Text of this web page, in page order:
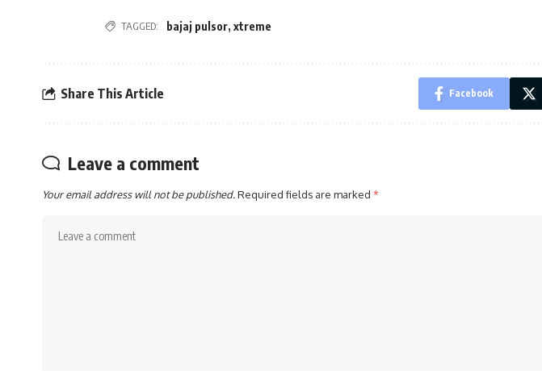
TAGGED: bajaj pulsor, xtreme
Share This Article Facebook
Leave a comment
Your email address will not be published.Required fields are marked *